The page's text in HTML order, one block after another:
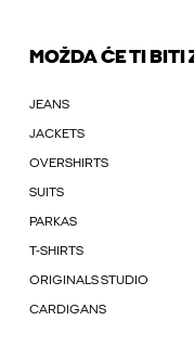
MOŽDA ĆE TI BITI
JEANS
JACKETS
OVERSHIRTS
SUITS
PARKAS
T-SHIRTS
ORIGINALS STUDIO
CARDIGANS